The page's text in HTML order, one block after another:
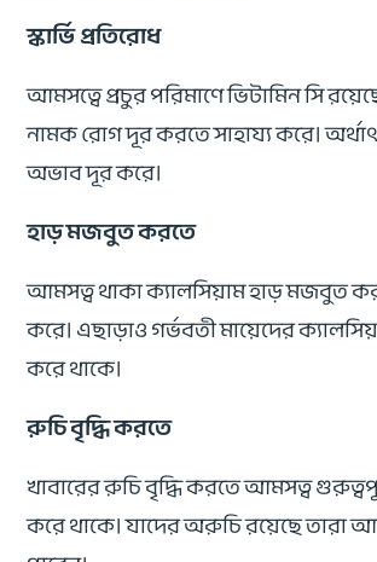
স্কার্ভি প্রতিরোধ
আমসত্বে প্রচুর পরিমাণে ভিটামিন সি
নামক রোগ দূর করতে সাহায্য করে।
অভাব দূর করে।
হাড় মজবুত করতে
আমসত্ব থাকা ক্যালসিয়াম হাড় মজবুত
করে। এছাড়াও গর্ভবতী মায়েদের
করে থাকে।
রুচি বৃদ্ধি করতে
খাবারের রুচি বৃদ্ধি করতে আমসত্ব
করে থাকে। যাদের অরুচি রয়েছে তারা